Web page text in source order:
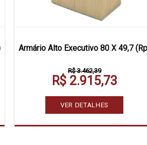
Armário Alto Executivo 80 X 49,7
R$ 3.462,39
R$ 2.915,73
VER DETALHES